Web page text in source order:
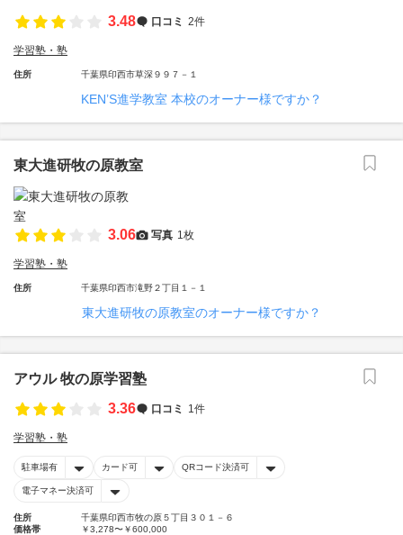
3.48
口コミ 2件
学習塾・塾
住所 千葉県印西市草深９９７－１
KEN’S進学教室 本校のオーナー様ですか？
東大進研牧の原教室
3.06 写真 1枚
学習塾・塾
住所 千葉県印西市滝野２丁目１－１
東大進研牧の原教室のオーナー様ですか？
アウル 牧の原学習塾
3.36
口コミ 1件
学習塾・塾
駐車場有 カード可 QRコード決済可
電子マネー決済可
住所
千葉県印西市牧の原５丁目３０１－６
価格帯
￥3,278〜￥600,000